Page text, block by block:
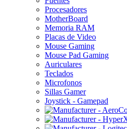
Procesadores
MotherBoard
Memoria RAM
Placas de Video
Mouse Gaming
Mouse Pad Gaming
Auriculares
Teclados
Microfonos
Sillas Gamer
Joystick - Gamepad